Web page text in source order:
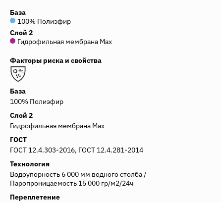
База
100% Полиэфир
Слой 2
Гидрофильная мембрана Max
Факторы риска и свойства
База
100% Полиэфир
Слой 2
Гидрофильная мембрана Max
ГОСТ
ГОСТ 12.4.303-2016, ГОСТ 12.4.281-2014
Технология
Водоупорность 6 000 мм водного столба /
Паропроницаемость 15 000 гр/м2/24ч
Переплетение